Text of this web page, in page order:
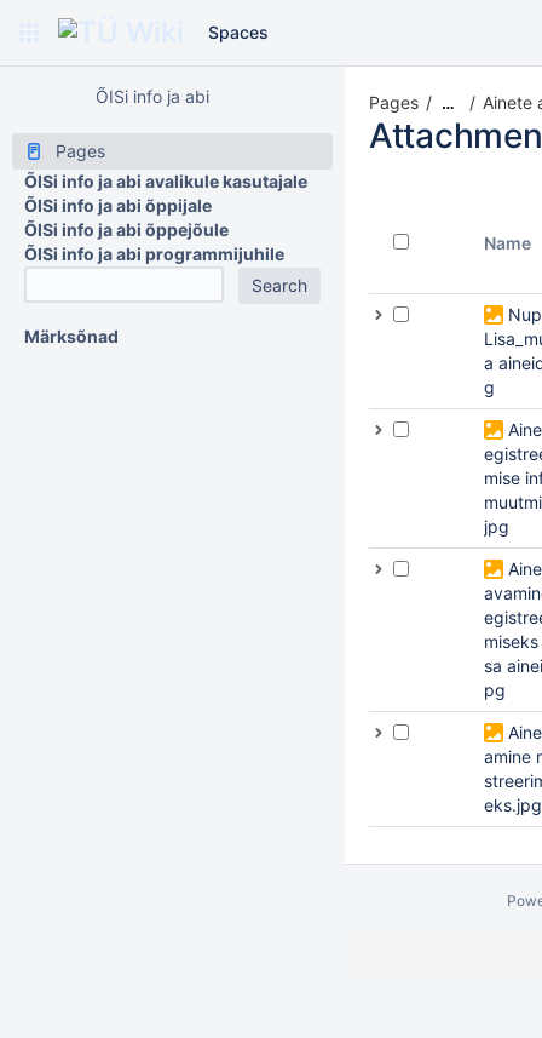
Spaces
ÕISi info ja abi
Pages
ÕISi info ja abi avalikule kasutajale
ÕISi info ja abi õppijale
ÕISi info ja abi õppejõule
ÕISi info ja abi programmijuhile
Märksõnad
Pages … Ainete
Name
a
g
mise
jpg
sa
pg
amine
eks.jpg